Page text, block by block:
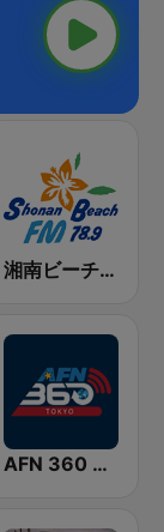
湘南ビーチFM (Shonan Beach FM)
AFN 360 Tokyo (Japan Only)